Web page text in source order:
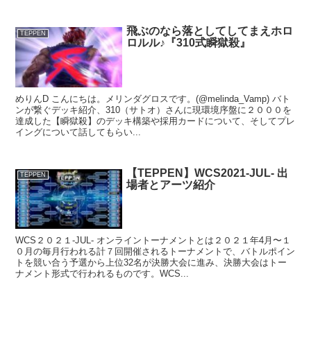
TEPPEN
飛ぶのなら落としてしてまえホロ
ロルル♪『310式瞬獄殺』
めりんD こんにちは。メリンダグロスです。(@melinda_Vamp) バト
ンが繋ぐデッキ紹介、310（サトオ）さんに現環境序盤に２０００を
達成した【瞬獄殺】のデッキ構築や採用カードについて、そしてプレ
イングについて話してもらい...
TEPPEN
【TEPPEN】WCS2021-JUL- 出
場者とアーツ紹介
WCS２０２１-JUL- オンライントーナメントとは２０２１年4月〜１
０月の毎月行われる計７回開催されるトーナメントで、バトルポイン
トを競い合う予選から上位32名が決勝大会に進み、決勝大会はトー
ナメント形式で行われるものです。WCS...